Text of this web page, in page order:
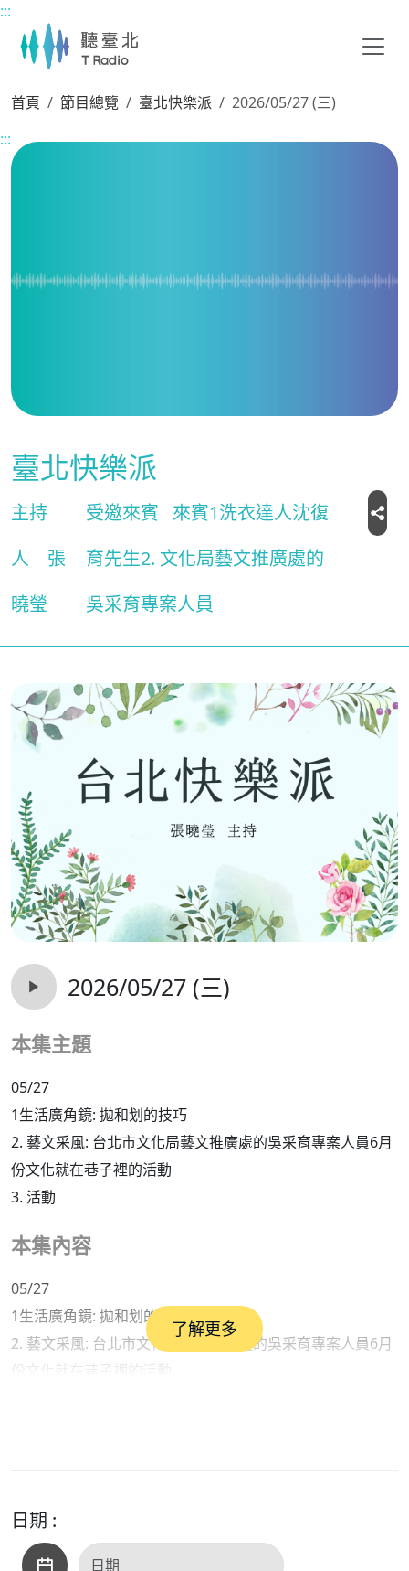
主要內容區塊
:::
首頁 節目總覽 臺北快樂派
2026/05/27 (三)
:::
臺北快樂派
主持
人
張
曉瑩
受邀來賓
來賓1洗衣達人沈復
育先生2. 文化局藝文推廣處的
吳采育專案人員
2026/05/27 (三)
本集主題
05/27
1生活廣角鏡: 拋和划的技巧
2. 藝文采風: 台北市文化局藝文推廣處的吳采育專案人員6月
份文化就在巷子裡的活動
3. 活動
本集內容
05/27
1生活廣角鏡: 拋和划的技巧
2. 藝文采風: 台北市文化局藝文推廣處的吳采育專案人員6月
份文化就在巷子裡的活動
了解更多
日期 :